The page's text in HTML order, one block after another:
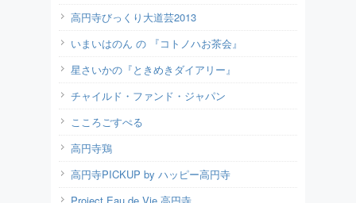
高円寺びっくり大道芸2013
いまいはのん の 『コトノハお茶会』
星さいかの『ときめきダイアリー』
チャイルド・ファンド・ジャパン
こころごすぺる
高円寺鶏
高円寺PICKUP by ハッピー高円寺